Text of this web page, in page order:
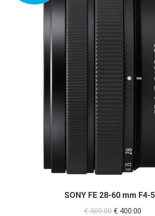
SONY FE 28-60 mm F4-
€500.00 Il
€ 400.00